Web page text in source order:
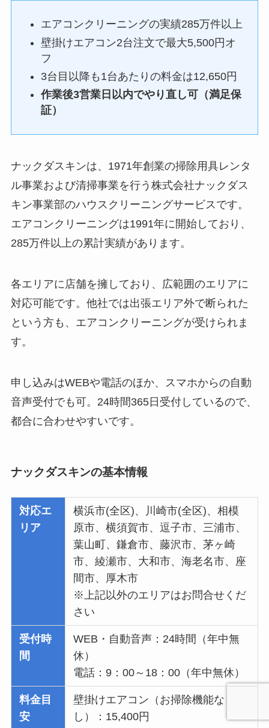
エアコンクリーニングの実績285万件以上
壁掛けエアコン2台注文で最大5,500円オ
フ
3台目以降も1台あたりの料金は12,650円
作業後3営業日以内でやり直し可（満足保
証）
ナックダスキンは、1971年創業の掃除用具レンタ
ル事業および清掃事業を行う株式会社ナックダス
キン事業部のハウスクリーニングサービスです。
エアコンクリーニングは1991年に開始しており、
285万件以上の累計実績があります。
各エリアに店舗を擁しており、広範囲のエリアに
対応可能です。他社では出張エリア外で断られた
という方も、エアコンクリーニングが受けられま
す。
申し込みはWEBや電話のほか、スマホからの自動
音声受付でも可。24時間365日受付しているので、
都合に合わせやすいです。
ナックダスキンの基本情報
対応エ
リア
横浜市(全区)、川崎市(全区)、相模
原市、横須賀市、逗子市、三浦市、
葉山町、鎌倉市、藤沢市、茅ヶ崎
市、綾瀬市、大和市、海老名市、座
間市、厚木市
※上記以外のエリアはお問合せくだ
さい
受付時
間
WEB・自動音声：24時間（年中無
休）
電話：9：00～18：00（年中無休）
料金目
安
壁掛けエアコン（お掃除機能な
し）：15,400円